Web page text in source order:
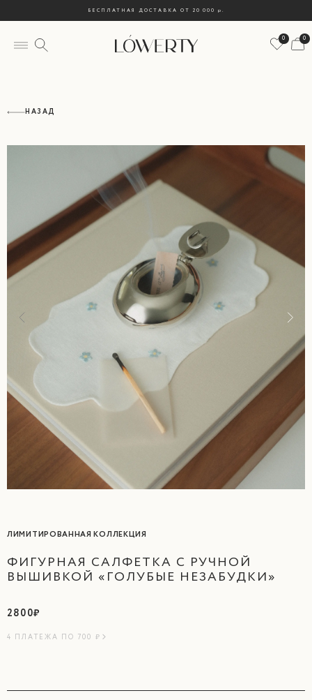
БЕСПЛАТНАЯ ДОСТАВКА ОТ 20 000р.
0 0
НАЗАД
ЛИМИТИРОВАННАЯ КОЛЛЕКЦИЯ
ФИГУРНАЯ САЛФЕТКА С РУЧНОЙ
ВЫШИВКОЙ «ГОЛУБЫЕ НЕЗАБУДКИ»
2800₽
4 ПЛАТЕЖА ПО 700 ₽